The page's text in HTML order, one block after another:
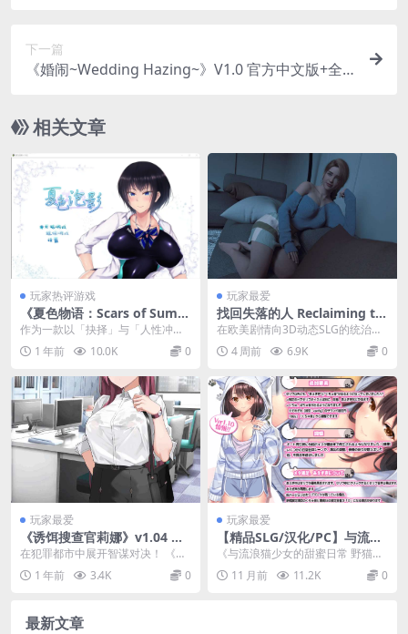
下一篇
《婚闹~Wedding Hazing~》V1.0 官方中文版+全
运行教程
相关文章
玩家热评游戏
《夏色物语：Scars of Summ
er》安卓直装版上线！官中RP
G剧情向神作全面解析
作为一款以「抉择」与「人性冲
突」为核心的剧情向RPG，《夏色
破碎之物》（Scar...
1 年前 10.0K 0
玩家最爱
找回失落的人 Reclaiming th
e Lost v0.13 Fix2 官方中文P
C版 欧美3D动态SLG 寻回救赎
终极修订版
在欧美剧情向3D动态SLG的统治版
图之中，《找回失落的人 Reclaimi
ng ...4 周前 6.9K 0
玩家最爱
《诱饵搜查官莉娜》v1.04 官
方中文正式版：策略解谜SLG
新作
在犯罪都市中展开智谋对决！​​ 《诱
饵搜查官莉娜》v1.04官方中文版正
式登陆P...
1 年前 3.4K 0
玩家最爱
【精品SLG/汉化/PC】与流浪
猫少女的甜蜜日常 野猫少女的
同居生活～Cat Girl Sweet D
ays～野良猫少女との生活 Ve
《与流浪猫少女的甜蜜日常 野猫少
女的同居生活～Cat Girl Sweet D
a... 11 月前 11.2K 0
最新文章